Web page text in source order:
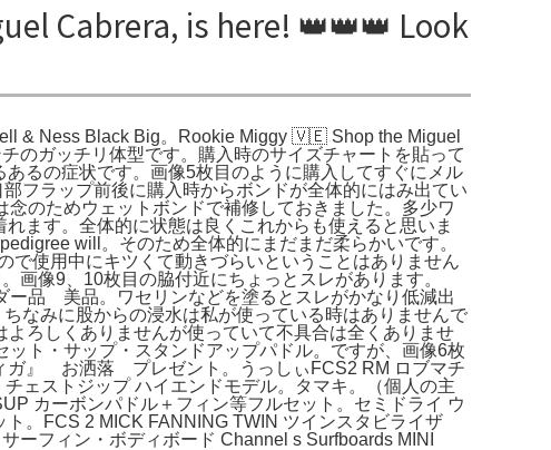
Cabrera, is here! 👑👑👑 Look
& Ness Black Big。Rookie Miggy 🇻🇪 Shop the Miguel
のガッチリ体型です。購入時のサイズチャートを貼って
るの症状です。画像5枚目のように購入してすぐにメル
フラップ前後に購入時からボンドが全体的にはみ出てい
のためウェットボンドで補修しておきました。多少ワ
ます。全体的に状態は良くこれからも使えると思いま
will。そのため全体的にまだまだ柔らかいです。
使用中にキツくて動きづらいということはありません
像9、10枚目の脇付近にちょっとスレがあります。
品 美品。ワセリンなどを塗るとスレがかなり低減出
なみに股からの浸水は私が使っている時はありませんで
ろしくありませんが使っていて不具合は全くありませ
ト・サップ・スタンドアップパドル。ですが、画像6枚
ガ』 お洒落 プレゼント。うっしぃFCS2 RM ロブマチ
ェストジップ ハイエンドモデル。タマキ。（個人の主
カーボンパドル＋フィン等フルセット。セミドライ ウ
。FCS 2 MICK FANNING TWIN ツインスタビライザ
フィン・ボディボード Channel s Surfboards MINI